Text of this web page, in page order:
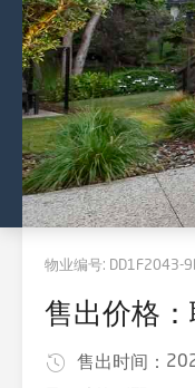
物业编号: DD1F2043-
售出价格
售出时间：